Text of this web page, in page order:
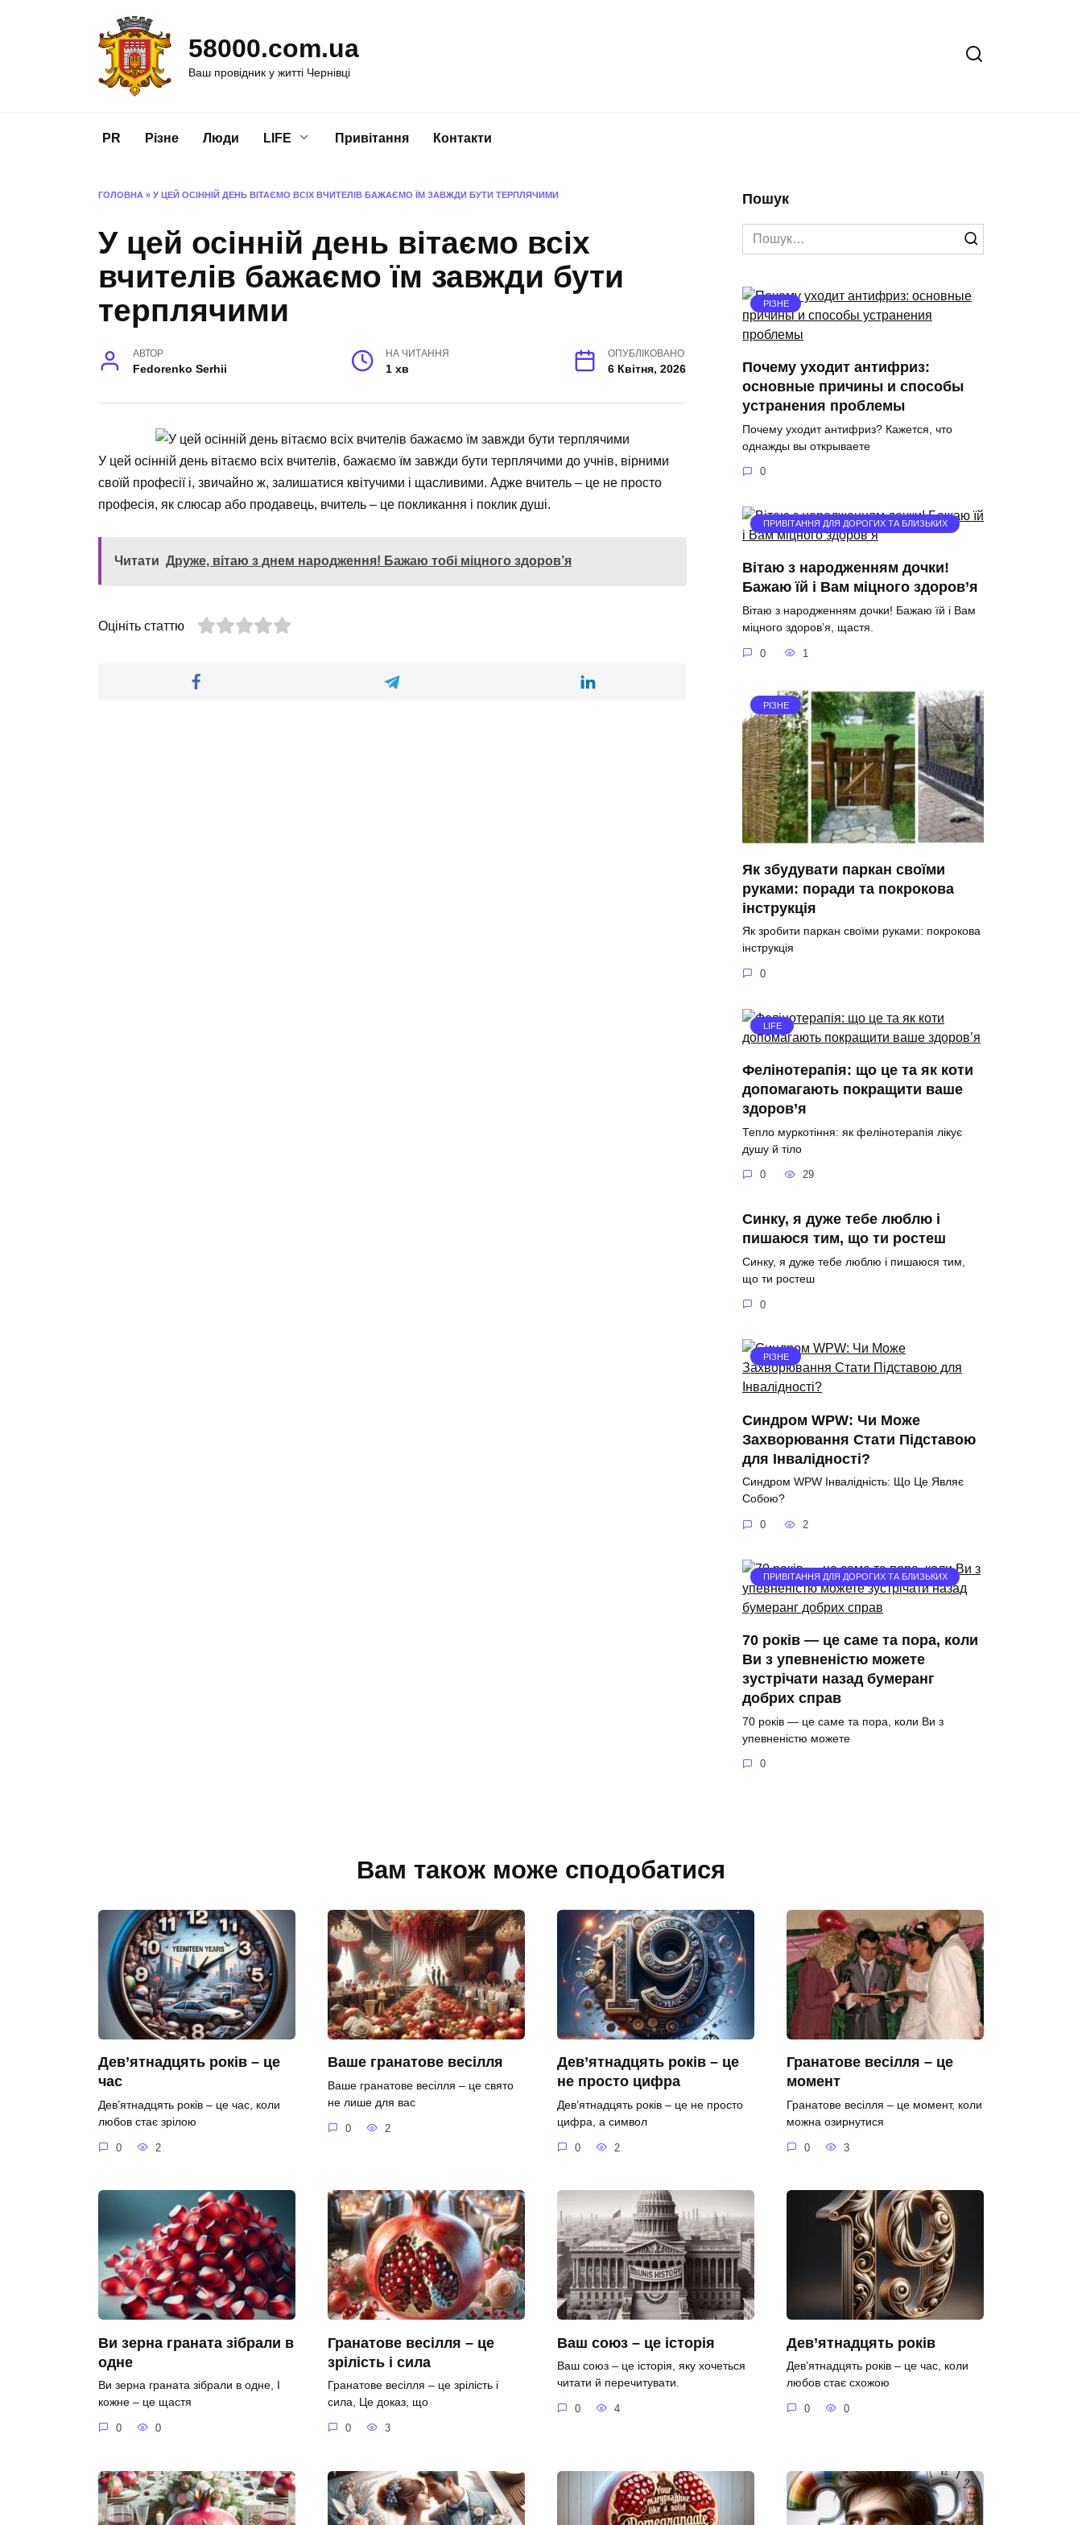
58000.com.ua
Ваш провідник у житті Чернівці
PR Різне Люди LIFE Привітання Контакти
ГОЛОВНА » У ЦЕЙ ОСІННІЙ ДЕНЬ ВІТАЄМО ВСІХ ВЧИТЕЛІВ БАЖАЄМО ЇМ ЗАВЖДИ БУТИ ТЕРПЛЯЧИМИ
У цей осінній день вітаємо всіх
вчителів бажаємо їм завжди бути
терплячими
АВТОР
Fedorenko Serhii
НА ЧИТАННЯ
1 хв
ОПУБЛІКОВАНО
6 Квітня, 2026
У цей осінній день вітаємо всіх вчителів, бажаємо їм завжди бути терплячими до учнів, вірними
своїй професії і, звичайно ж, залишатися квітучими і щасливими. Адже вчитель – це не просто
професія, як слюсар або продавець, вчитель – це покликання і поклик душі.
Читати Друже, вітаю з днем народження! Бажаю тобі міцного здоров’я
Оцініть статтю
Пошук
Search
for:
РІЗНЕ
Почему уходит антифриз:
основные причины и способы
устранения проблемы
Почему уходит антифриз? Кажется, что
однажды вы открываете
0
ПРИВІТАННЯ ДЛЯ ДОРОГИХ ТА БЛИЗЬКИХ
Вітаю з народженням дочки!
Бажаю їй і Вам міцного здоров’я
Вітаю з народженням дочки! Бажаю їй і Вам
міцного здоров’я, щастя.
0 1
РІЗНЕ
Як збудувати паркан своїми
руками: поради та покрокова
інструкція
Як зробити паркан своїми руками: покрокова
інструкція
0
LIFE
Фелінотерапія: що це та як коти
допомагають покращити ваше
здоров’я
Тепло муркотіння: як фелінотерапія лікує
душу й тіло
0 29
Синку, я дуже тебе люблю і
пишаюся тим, що ти ростеш
Синку, я дуже тебе люблю і пишаюся тим,
що ти ростеш
0
РІЗНЕ
Синдром WPW: Чи Може
Захворювання Стати Підставою
для Інвалідності?
Синдром WPW Інвалідність: Що Це Являє
Собою?
0 2
ПРИВІТАННЯ ДЛЯ ДОРОГИХ ТА БЛИЗЬКИХ
70 років — це саме та пора, коли
Ви з упевненістю можете
зустрічати назад бумеранг
добрих справ
70 років — це саме та пора, коли Ви з
упевненістю можете
0
Вам також може сподобатися
Дев’ятнадцять років – це
час
Дев’ятнадцять років – це час, коли
любов стає зрілою
0 2
Ваше гранатове весілля
Ваше гранатове весілля – це свято
не лише для вас
0 2
Дев’ятнадцять років – це
не просто цифра
Дев’ятнадцять років – це не просто
цифра, а символ
0 2
Гранатове весілля – це
момент
Гранатове весілля – це момент, коли
можна озирнутися
0 3
Ви зерна граната зібрали в
одне
Ви зерна граната зібрали в одне, І
кожне – це щастя
0 0
Гранатове весілля – це
зрілість і сила
Гранатове весілля – це зрілість і
сила, Це доказ, що
0 3
Ваш союз – це історія
Ваш союз – це історія, яку хочеться
читати й перечитувати.
0 4
Дев’ятнадцять років
Дев’ятнадцять років – це час, коли
любов стає схожою
0 0